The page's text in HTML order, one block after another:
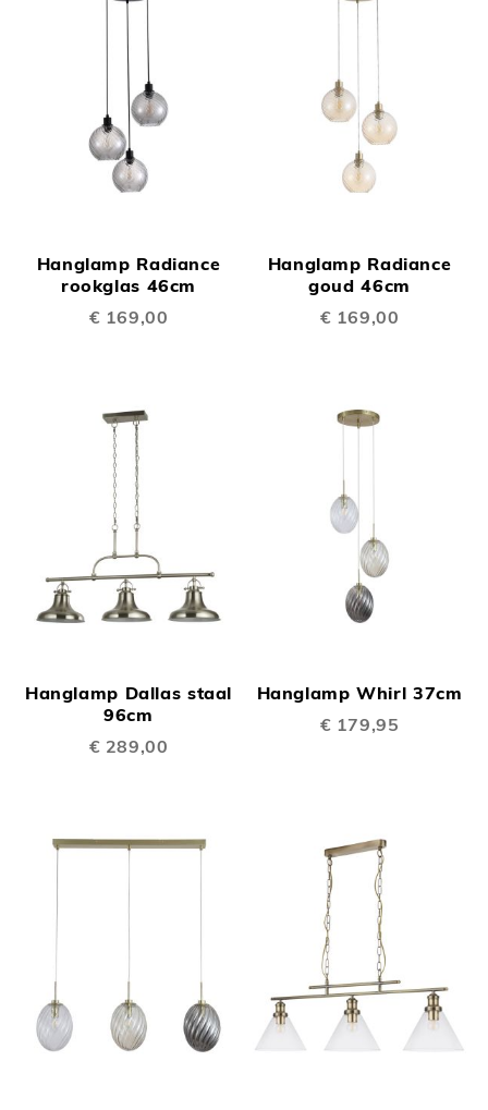
Hanglamp Radiance
rookglas 46cm
€ 169,00
Hanglamp Radiance
goud 46cm
€ 169,00
Hanglamp Dallas staal
96cm
€ 289,00
Hanglamp Whirl 37cm
€ 179,95